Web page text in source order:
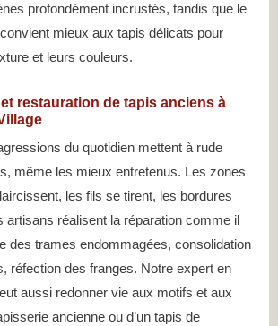
profondément incrustés, tandis que le
mieux aux tapis délicats pour
et leurs couleurs.
restauration de tapis anciens à
du quotidien mettent à rude
même les mieux entretenus. Les zones
les fils se tirent, les bordures
artisans réalisent la réparation comme il
des trames endommagées, consolidation
réfection des franges. Notre expert en
aussi redonner vie aux motifs et aux
ancienne ou d’un tapis de